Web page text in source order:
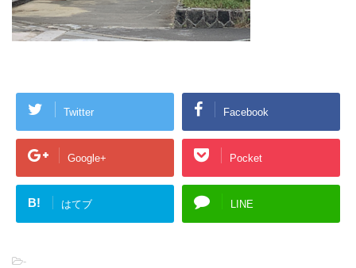
Twitter Facebook
Google+ Pocket
B! はてブ LINE
-